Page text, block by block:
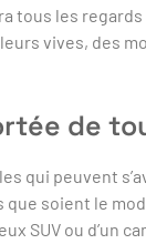
tous les
vives, des
de
qui peuvent
soient le
SUV ou d’un